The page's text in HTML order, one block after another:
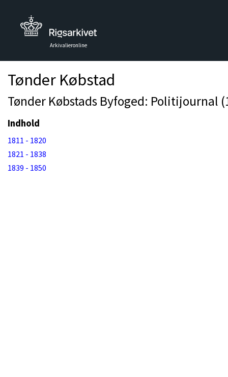
Arkivalieronline
Tønder Købstad
Tønder Købstads Byfoged: Politijournal
Indhold
1811 - 1820
1821 - 1838
1839 - 1850